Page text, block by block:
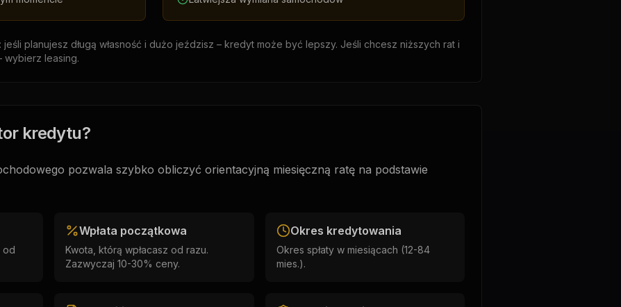
planujesz długą własność i dużo jeździsz – kredyt może być lepszy. Jeśli chcesz niższych rat i
wybierz leasing.
kredytu?
pozwala szybko obliczyć orientacyjną miesięczną ratę na podstawie
od
Wpłata początkowa
Kwota, którą wpłacasz od razu.
Zazwyczaj 10-30% ceny.
Okres kredytowania
Okres spłaty w miesiącach (12-84
mies.).